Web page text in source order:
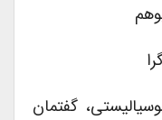
گفتمان